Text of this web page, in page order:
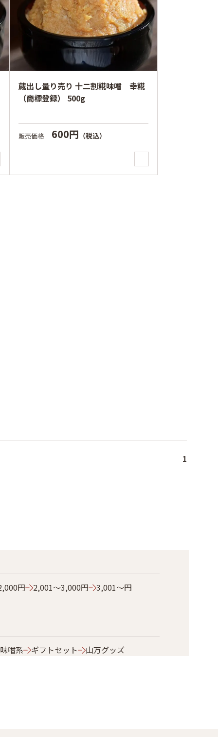
蔵出し量り売り 十二割糀味噌 幸糀
（商標登録） 500g
販売価格 600円 （税込）
1
円 2,001～3,000円 3,001～円
噌系 ギフトセット 山万グッズ